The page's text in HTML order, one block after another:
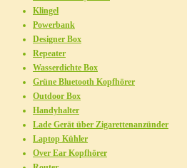
Klingel
Powerbank
Designer Box
Repeater
Wasserdichte Box
Grüne Bluetooth Kopfhörer
Outdoor Box
Handyhalter
Lade Gerät über Zigarettenanzünder
Laptop Kühler
Over Ear Kopfhörer